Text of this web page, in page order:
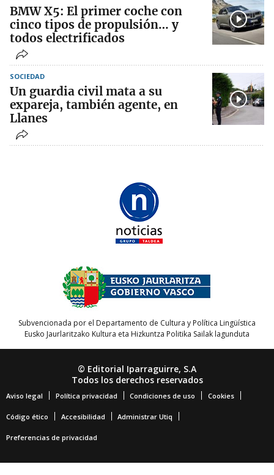
BMW X5: El primer coche con
cinco tipos de propulsión… y
todos electrificados
SOCIEDAD
Un guardia civil mata a su
expareja, también agente, en
Llanes
Subvencionada por el Departamento de Cultura y Política Lingüística
Eusko Jaurlaritzako Kultura eta Hizkuntza Politika Sailak lagunduta
© Editorial Iparraguirre, S.A
Todos los derechos reservados
Aviso legal Política privacidad Condiciones de uso Cookies
Código ético Accesibilidad Administrar Utiq
Preferencias de privacidad